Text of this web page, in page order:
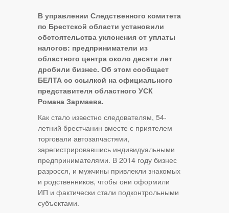
В управлении Следственного комитета
по Брестской области установили
обстоятельства уклонения от уплаты
налогов: предприниматели из
областного центра около десяти лет
дробили бизнес. Об этом сообщает
БЕЛТА со ссылкой на официального
представителя областного УСК
Романа Зармаева.
Как стало известно следователям, 54-
летний брестчанин вместе с приятелем
торговали автозапчастями,
зарегистрировавшись индивидуальными
предпринимателями. В 2014 году бизнес
разросся, и мужчины привлекли знакомых
и родственников, чтобы они оформили
ИП и фактически стали подконтрольными
субъектами.